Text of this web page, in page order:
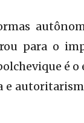
para o
é o